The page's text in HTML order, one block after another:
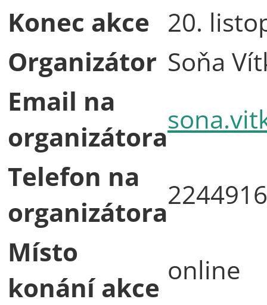
Konec akce 20.
Organizátor Soňa
Email na
organizátora
Telefon na
organizátora
Místo
konání akce
online